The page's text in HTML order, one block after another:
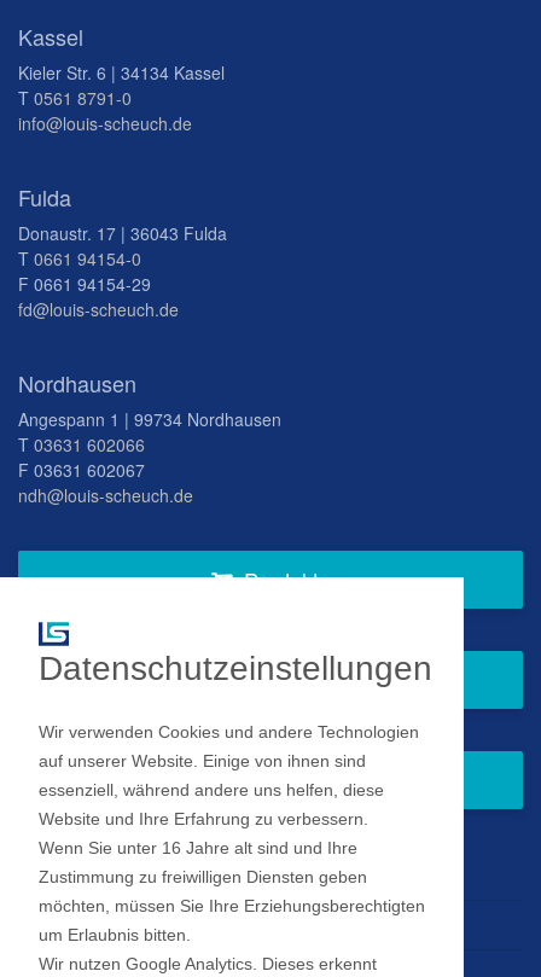
Kassel
Kieler Str. 6 | 34134 Kassel
T 0561 8791-0
info@louis-scheuch.de
Fulda
Donaustr. 17 | 36043 Fulda
T 0661 94154-0
F 0661 94154-29
fd@louis-scheuch.de
Nordhausen
Angespann 1 | 99734 Nordhausen
T 03631 602066
F 03631 602067
ndh@louis-scheuch.de
Produkte
Fragen Sie gern bei uns an
Zum Newsletter anmelden
Impressum
Datenschutz
Datenschutzeinstellungen
Wir verwenden Cookies und andere Technologien
auf unserer Website. Einige von ihnen sind
essenziell, während andere uns helfen, diese
Website und Ihre Erfahrung zu verbessern.
Wenn Sie unter 16 Jahre alt sind und Ihre
Zustimmung zu freiwilligen Diensten geben
möchten, müssen Sie Ihre Erziehungsberechtigten
um Erlaubnis bitten.
Wir nutzen Google Analytics. Dieses erkennt